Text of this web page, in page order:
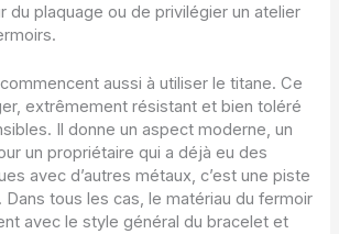
du plaquage ou de privilégier un atelier
aussi à utiliser le titane. Ce
extrêmement résistant et bien toléré
Il donne un aspect moderne, un
un propriétaire qui a déjà eu des
avec d’autres métaux, c’est une piste
Dans tous les cas, le matériau du fermoir
avec le style général du bracelet et